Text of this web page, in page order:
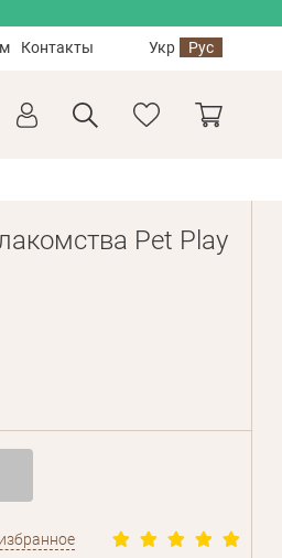
Контакты Укр Рус
Pet Play